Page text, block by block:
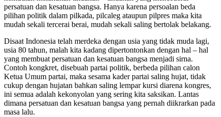
persatuan dan kesatuan bangsa. Hanya karena persoalan beda
pilihan politik dalam pilkada, pilcaleg ataupun pilpres maka kita
mudah sekali tercerai berai, mudah sekali saling bertolak belakang.
Disaat Indonesia telah merdeka dengan usia yang tidak muda lagi,
usia 80 tahun, malah kita kadang dipertontonkan dengan hal – hal
yang membuat persatuan dan kesatuan bangsa menjadi sirna.
Contoh kongkret, disebuah partai politik, berbeda pilihan calon
Ketua Umum partai, maka sesama kader partai saling hujat, tidak
cukup dengan hujatan bahkan saling lempar kursi diarena kongres,
ini semua adalah kekonyolan yang sering kita saksikan. Lantas
dimana persatuan dan kesatuan bangsa yang pernah diikrarkan pada
masa lalu.